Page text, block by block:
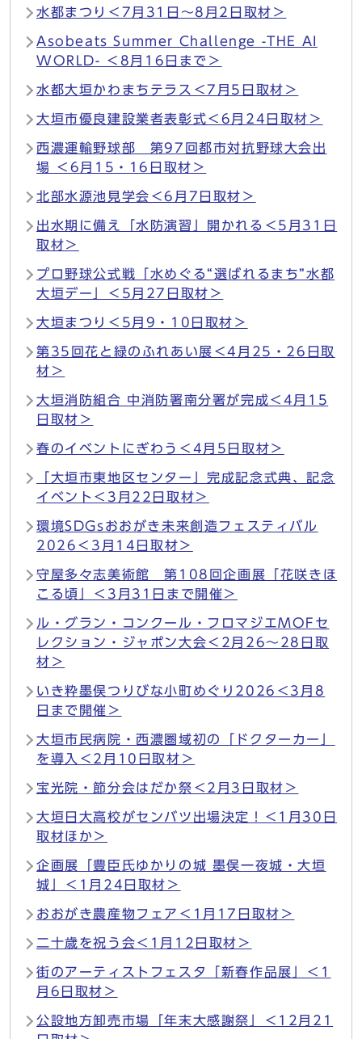
水都まつり＜7月31日～8月2日取材＞
Asobeats Summer Challenge -THE AI
WORLD- ＜8月16日まで＞
水都大垣かわまちテラス＜7月5日取材＞
大垣市優良建設業者表彰式＜6月24日取材＞
西濃運輸野球部 第97回都市対抗野球大会出
場 ＜6月15・16日取材＞
北部水源池見学会＜6月7日取材＞
出水期に備え「水防演習」開かれる＜5月31日
取材＞
プロ野球公式戦「水めぐる“選ばれるまち”水都
大垣デー」＜5月27日取材＞
大垣まつり＜5月9・10日取材＞
第35回花と緑のふれあい展＜4月25・26日取
材＞
大垣消防組合 中消防署南分署が完成＜4月15
日取材＞
春のイベントにぎわう＜4月5日取材＞
「大垣市東地区センター」完成記念式典、記念
イベント＜3月22日取材＞
環境SDGsおおがき未来創造フェスティバル
2026＜3月14日取材＞
守屋多々志美術館 第108回企画展「花咲きほ
こる頃」＜3月31日まで開催＞
ル・グラン・コンクール・フロマジエMOFセ
レクション・ジャポン大会＜2月26～28日取
材＞
いき粋墨俣つりびな小町めぐり2026＜3月8
日まで開催＞
大垣市民病院・西濃圏域初の「ドクターカー」
を導入＜2月10日取材＞
宝光院・節分会はだか祭＜2月3日取材＞
大垣日大高校がセンバツ出場決定！＜1月30日
取材ほか＞
企画展「豊臣氏ゆかりの城 墨俣一夜城・大垣
城」＜1月24日取材＞
おおがき農産物フェア＜1月17日取材＞
二十歳を祝う会＜1月12日取材＞
街のアーティストフェスタ「新春作品展」＜1
月6日取材＞
公設地方卸売市場「年末大感謝祭」＜12月21